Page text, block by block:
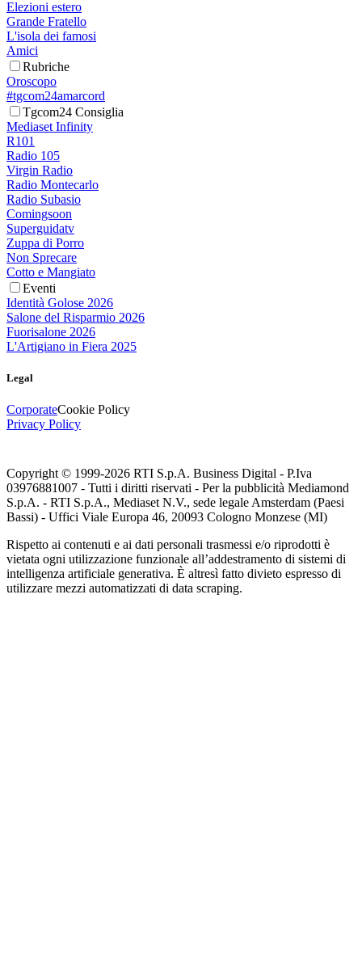
Elezioni estero
Grande Fratello
L'isola dei famosi
Amici
Rubriche
Oroscopo
#tgcom24amarcord
Tgcom24 Consiglia
Mediaset Infinity
R101
Radio 105
Virgin Radio
Radio Montecarlo
Radio Subasio
Comingsoon
Superguidatv
Zuppa di Porro
Non Sprecare
Cotto e Mangiato
Eventi
Identità Golose 2026
Salone del Risparmio 2026
Fuorisalone 2026
L'Artigiano in Fiera 2025
Legal
CorporateCookie Policy
Privacy Policy
Copyright © 1999-2026 RTI S.p.A. Business Digital - P.Iva
03976881007 - Tutti i diritti riservati - Per la pubblicità Mediamond
S.p.A. - RTI S.p.A., Mediaset N.V., sede legale Amsterdam (Paesi
Bassi) - Uffici Viale Europa 46, 20093 Cologno Monzese (MI)
Rispetto ai contenuti e ai dati personali trasmessi e/o riprodotti è
vietata ogni utilizzazione funzionale all’addestramento di sistemi di
intelligenza artificiale generativa. È altresì fatto divieto espresso di
utilizzare mezzi automatizzati di data scraping.